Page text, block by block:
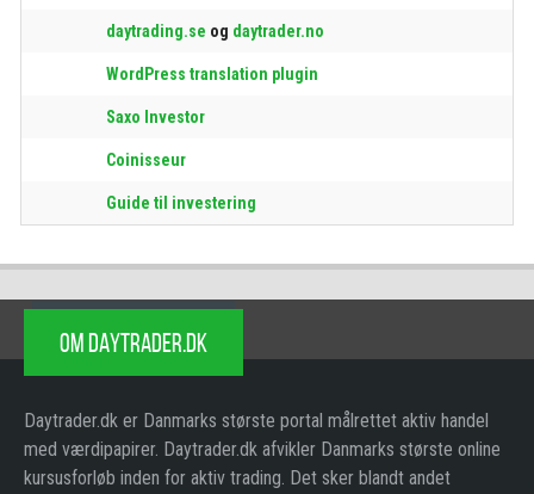
daytrading.se og daytrader.no
WordPress translation plugin
Saxo Investor
Coinisseur
Guide til investering
OM DAYTRADER.DK
Daytrader.dk er Danmarks største portal målrettet aktiv handel
med værdipapirer. Daytrader.dk afvikler Danmarks største online
kursusforløb inden for aktiv trading. Det sker blandt andet